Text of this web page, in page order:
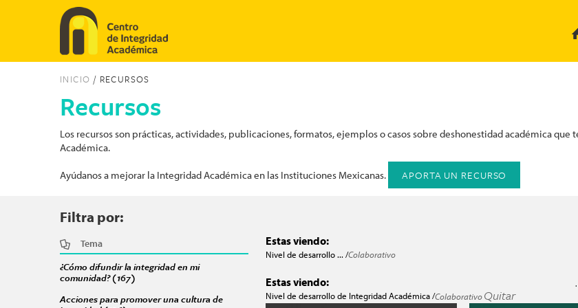
Pasar al contenido principal
INICIO / RECURSOS
Recursos
Los recursos son prácticas, actividades, publicaciones, formatos, ejemplos o casos sobre deshonestidad académica
Académica.
Ayúdanos a mejorar la Integridad Académica en las Instituciones Mexicanas. APORTA UN RECURSO
Filtra por:
Tema
¿Cómo difundir la integridad en mi
comunidad? (167) Apply ¿Cómo difundir la integridad en mi comunidad? filter
Acciones para promover una cultura de
Estas viendo:
Nivel de desarrollo ... /Colaborativo
Estas viendo:
Nivel de desarrollo de Integridad Académica /ColaborativoQuitar